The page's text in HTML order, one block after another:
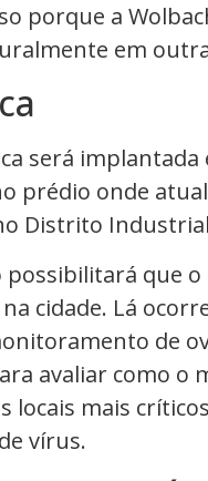
porque a
em
será implantada
prédio onde
Distrito
que o
cidade. Lá
de
avaliar como o
locais mais
vírus.